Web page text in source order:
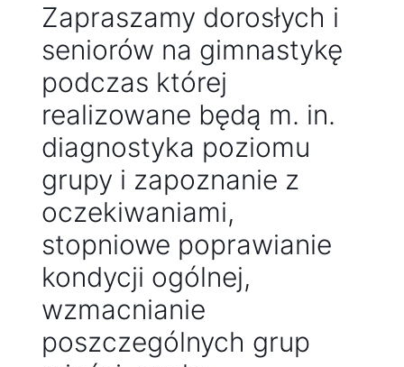
Zapraszamy dorosłych i
seniorów na gimnastykę
podczas której
realizowane będą m. in.
diagnostyka poziomu
grupy i zapoznanie z
oczekiwaniami,
stopniowe poprawianie
kondycji ogólnej,
wzmacnianie
poszczególnych grup